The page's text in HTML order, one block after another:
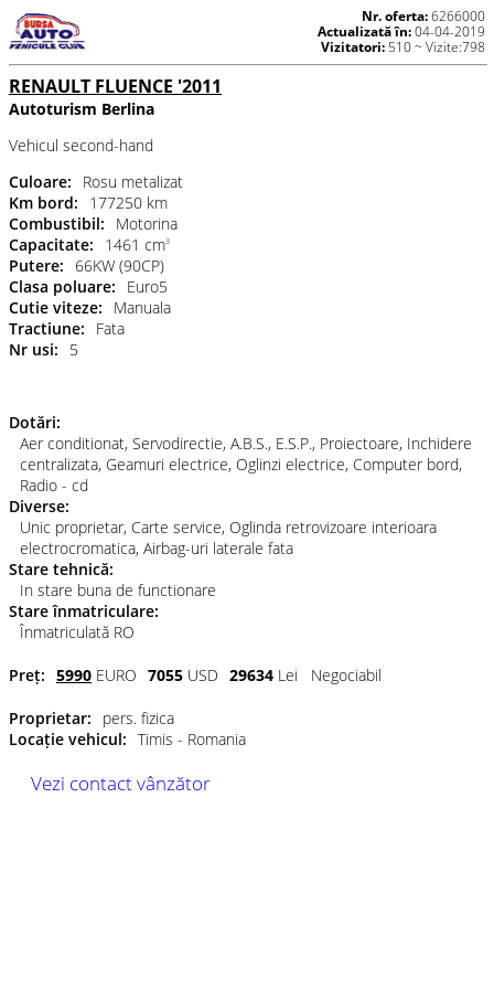
Nr. oferta:6266000
Actualizată în:04-04-2019
Vizitatori: 510 ~ Vizite:798
RENAULT FLUENCE '2011
Autoturism Berlina
Vehicul second-hand
Culoare:
Rosu metalizat
Km bord:
177250 km
Combustibil:
Motorina
Capacitate:
1461 cm3
Putere:
66KW (90CP)
Clasa poluare:
Euro5
Cutie viteze:
Manuala
Tractiune:
Fata
Nr usi:
5
Dotări:
Aer conditionat, Servodirectie, A.B.S., E.S.P., Proiectoare, Inchidere
centralizata, Geamuri electrice, Oglinzi electrice, Computer bord,
Radio - cd
Diverse:
Unic proprietar, Carte service, Oglinda retrovizoare interioara
electrocromatica, Airbag-uri laterale fata
Stare tehnică:
In stare buna de functionare
Stare înmatriculare:
Înmatriculată RO
Preț: 5990 EURO 7055 USD 29634 Lei Negociabil
Proprietar:
pers. fizica
Locație vehicul: Timis - Romania
Vezi contact vânzător